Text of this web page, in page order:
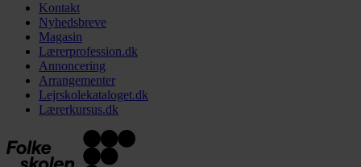
Kontakt
Nyhedsbreve
Magasin
Lærerprofession.dk
Annoncering
Arrangementer
Lejrskolekataloget.dk
Lærerkursus.dk